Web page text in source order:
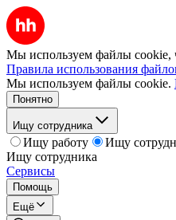
Мы используем файлы cookie,
Правила использования
Мы используем файлы cookie.
Понятно
Ищу сотрудника
Ищу работу
Ищу
Ищу сотрудника
Сервисы
Помощь
Ещё